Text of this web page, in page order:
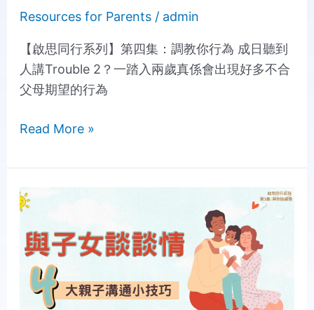
Resources for Parents/ admin
【啟思同行系列】第四集：調教你行為 成日聽到
人講Trouble 2？一踏入兩歲真係會出現好多不合
父母期望的行為
Read More »
【Creative
Parenting
Series】
Episode
3:
Parent-